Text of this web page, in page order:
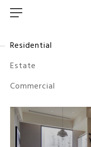
Residential
Estate
Commercial